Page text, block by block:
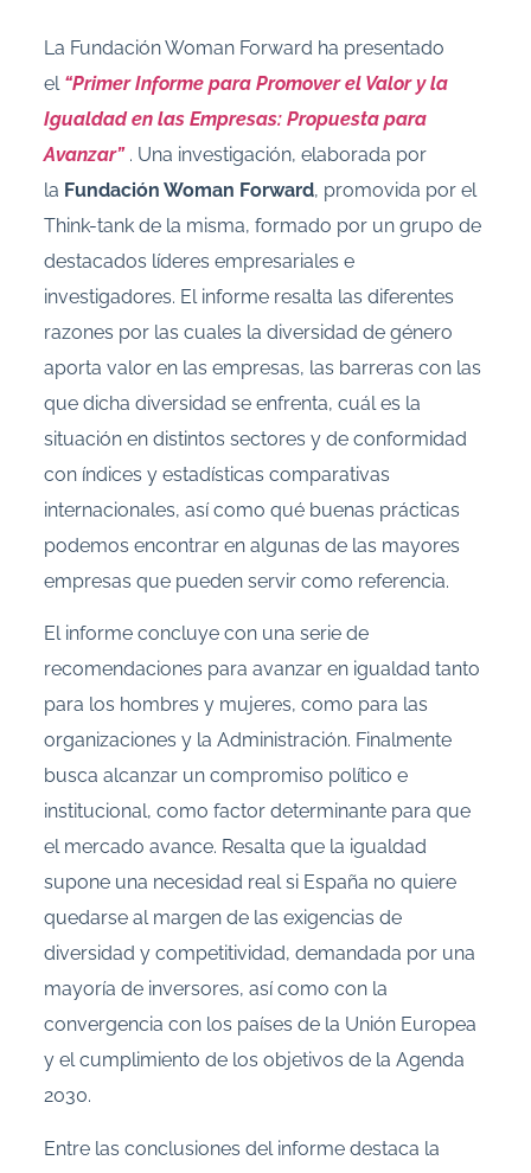
La Fundación Woman Forward ha presentado
el “Primer Informe para Promover el Valor y la
Igualdad en las Empresas: Propuesta para
Avanzar”. Una investigación, elaborada por
la Fundación Woman Forward, promovida por el
Think-tank de la misma, formado por un grupo de
destacados líderes empresariales e
investigadores. El informe resalta las diferentes
razones por las cuales la diversidad de género
aporta valor en las empresas, las barreras con las
que dicha diversidad se enfrenta, cuál es la
situación en distintos sectores y de conformidad
con índices y estadísticas comparativas
internacionales, así como qué buenas prácticas
podemos encontrar en algunas de las mayores
empresas que pueden servir como referencia.
El informe concluye con una serie de
recomendaciones para avanzar en igualdad tanto
para los hombres y mujeres, como para las
organizaciones y la Administración. Finalmente
busca alcanzar un compromiso político e
institucional, como factor determinante para que
el mercado avance. Resalta que la igualdad
supone una necesidad real si España no quiere
quedarse al margen de las exigencias de
diversidad y competitividad, demandada por una
mayoría de inversores, así como con la
convergencia con los países de la Unión Europea
y el cumplimiento de los objetivos de la Agenda
2030.
Entre las conclusiones del informe destaca la